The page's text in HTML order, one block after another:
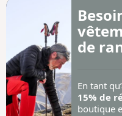
attaques sur les
et l'été. J'ai retrouvé sa
ses lieux de prédilection.
garantit pas que vous
peut faciliter les chances
rencontre.
de
En tant
15% de
boutique